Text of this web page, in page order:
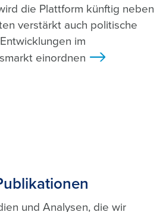
die Plattform künftig neben
verstärkt auch politische
im
einordnen
und Analysen, die wir